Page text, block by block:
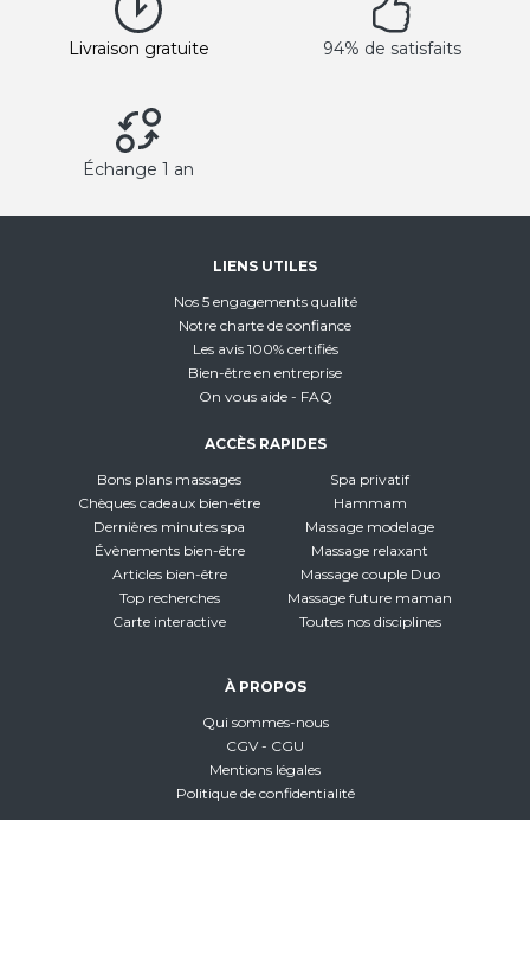
Livraison gratuite 94% de satisfaits
Échange 1 an
LIENS UTILES
Nos 5 engagements qualité
Notre charte de confiance
Les avis 100% certifiés
Bien-être en entreprise
On vous aide - FAQ
ACCÈS RAPIDES
Bons plans massages
Chèques cadeaux bien-être
Dernières minutes spa
Évènements bien-être
Articles bien-être
Top recherches
Carte interactive
Spa privatif
Hammam
Massage modelage
Massage relaxant
Massage couple Duo
Massage future maman
Toutes nos disciplines
À PROPOS
Qui sommes-nous
CGV - CGU
Mentions légales
Politique de confidentialité